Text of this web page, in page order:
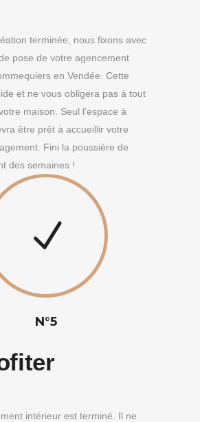
terminée, nous fixons avec
pose de votre agencement
en Vendée. Cette
et ne vous obligera pas à tout
maison. Seul l’espace à
être prêt à accueillir votre
Fini la poussière de
des semaines !
N°5
intérieur est terminé. Il ne